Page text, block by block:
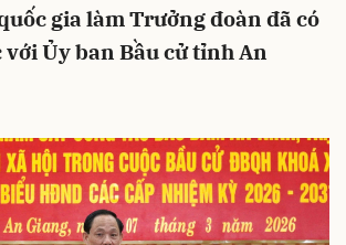
gia làm Trưởng đoàn đã có
Ủy ban Bầu cử tỉnh An